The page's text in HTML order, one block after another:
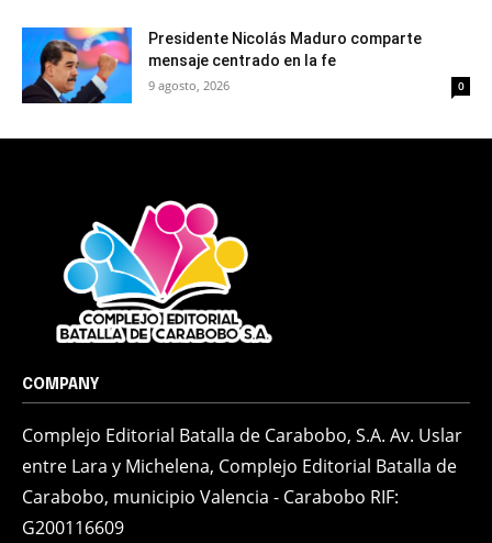
Presidente Nicolás Maduro comparte
mensaje centrado en la fe
9 agosto, 2026 0
COMPANY
Complejo Editorial Batalla de Carabobo, S.A. Av. Uslar
entre Lara y Michelena, Complejo Editorial Batalla de
Carabobo, municipio Valencia - Carabobo RIF:
G200116609